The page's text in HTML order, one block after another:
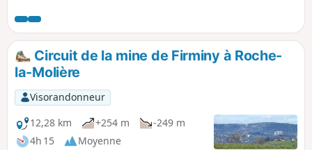
Circuit de la mine de Firminy à Roche-
la-Molière
Visorandonneur
12,28 km
+254 m
-249 m
4h 15
Moyenne